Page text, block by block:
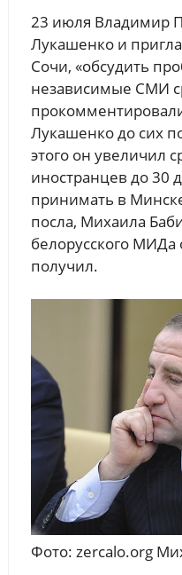
23 июля Владимир
Лукашенко и
Сочи, «обсудить
независимые СМИ
Лукашенко до сих
этого он увеличил
иностранцев до 30
принимать в
посла, Михаила
белорусского МИДа
получил.
Фото: zercalo.org